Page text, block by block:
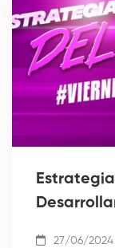
27/06/2024